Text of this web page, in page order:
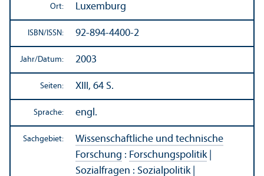
Ort: Luxemburg
ISBN/ ISSN: 92-894-4400-2
Jahr/Datum: 2003
Seiten: XIII, 64 S.
Sprache: engl.
Sachgebiet:
Wissenschaft­liche und technische
Forschung : Forschungs­politik|
Sozialfragen : Sozialpolitik|